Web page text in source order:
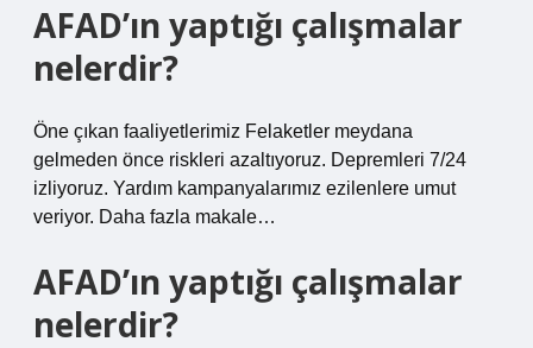
AFAD’ın yaptığı çalışmalar
nelerdir?
Öne çıkan faaliyetlerimiz Felaketler meydana
gelmeden önce riskleri azaltıyoruz. Depremleri 7/24
izliyoruz. Yardım kampanyalarımız ezilenlere umut
veriyor. Daha fazla makale…
AFAD’ın yaptığı çalışmalar
nelerdir?